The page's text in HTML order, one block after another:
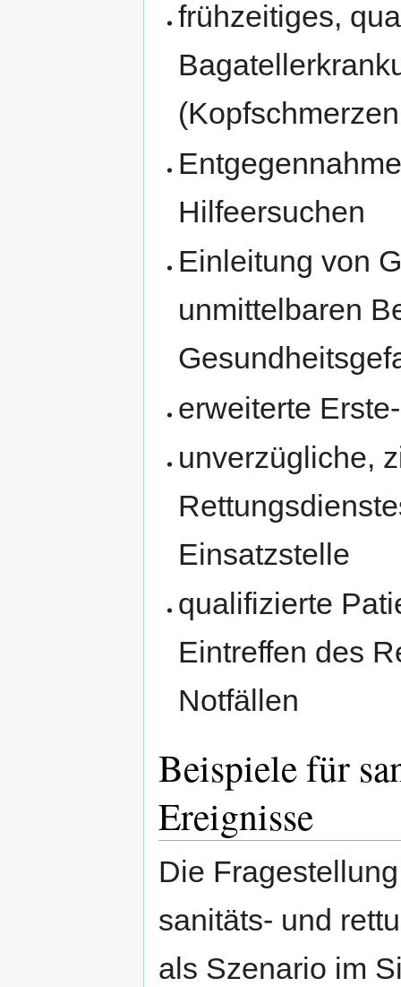
frühzeitiges,
Hilfeersuchen
Einleitung von
unmittelbaren
erweiterte
unverzügliche,
Einsatzstelle
qualifizierte
Eintreffen des
Notfällen
Beispiele für
Ereignisse
Die
sanitäts- und
als Szenario im